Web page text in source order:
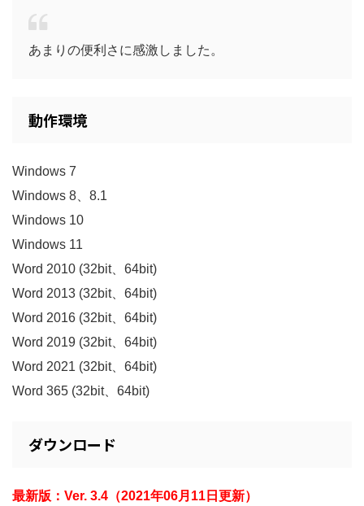
あまりの便利さに感激しました。
動作環境
Windows 7
Windows 8、8.1
Windows 10
Windows 11
Word 2010 (32bit、64bit)
Word 2013 (32bit、64bit)
Word 2016 (32bit、64bit)
Word 2019 (32bit、64bit)
Word 2021 (32bit、64bit)
Word 365 (32bit、64bit)
ダウンロード
最新版：Ver. 3.4（2021年06月11日更新）